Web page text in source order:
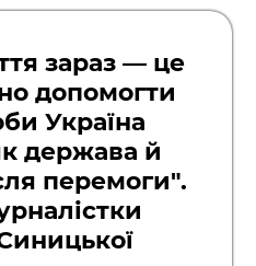
зараз — це
допомогти
Україна
держава й
перемоги".